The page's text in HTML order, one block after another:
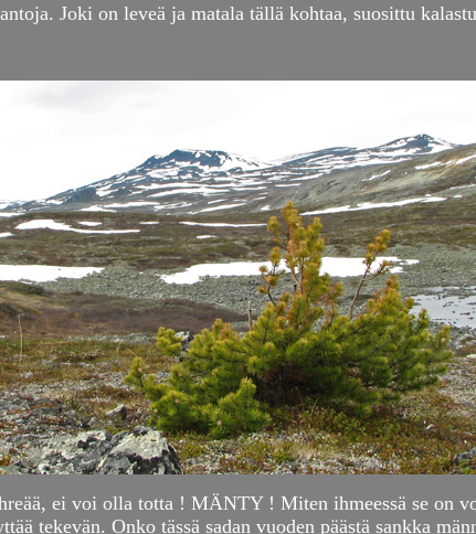
Joki on leveä ja matala tällä kohtaa, suosittu
ei voi olla totta ! MÄNTY ! Miten ihmeessä se on
tekevän. Onko tässä sadan vuoden päästä sankka